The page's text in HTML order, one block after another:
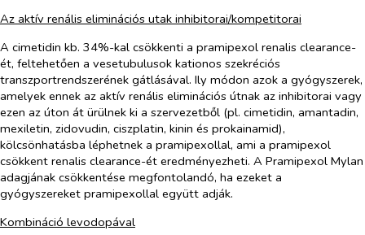
Az aktív renális eliminációs utak inhibitorai/kompetitorai
A cimetidin kb. 34%-kal csökkenti a pramipexol renalis clearance-
ét, feltehetően a vesetubulusok kationos szekréciós
transzportrendszerének gátlásával. Ily módon azok a gyógyszerek,
amelyek ennek az aktív renális eliminációs útnak az inhibitorai vagy
ezen az úton át ürülnek ki a szervezetből (pl. cimetidin, amantadin,
mexiletin, zidovudin, ciszplatin, kinin és prokainamid),
kölcsönhatásba léphetnek a pramipexollal, ami a pramipexol
csökkent renalis clearance-ét eredményezheti. A Pramipexol Mylan
adagjának csökkentése megfontolandó, ha ezeket a
gyógyszereket pramipexollal együtt adják.
Kombináció levodopával